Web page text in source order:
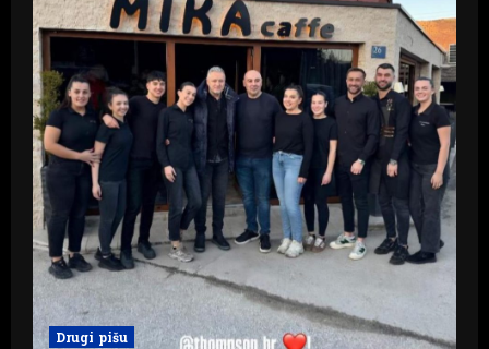
Drugi pišu